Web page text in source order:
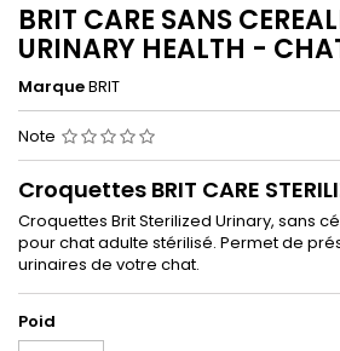
BRIT CARE SANS
URINARY HEALTH -
MarqueBRIT
Note
Croquettes BRIT CARE
Croquettes Brit Sterilized Urinary, sans
pour chat adulte stérilisé. Permet de
urinaires de votre chat.
Poid